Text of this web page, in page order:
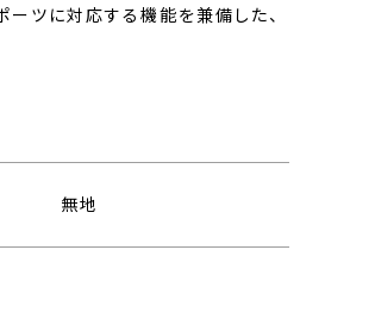
ツに対応する機能を兼備した、
無地